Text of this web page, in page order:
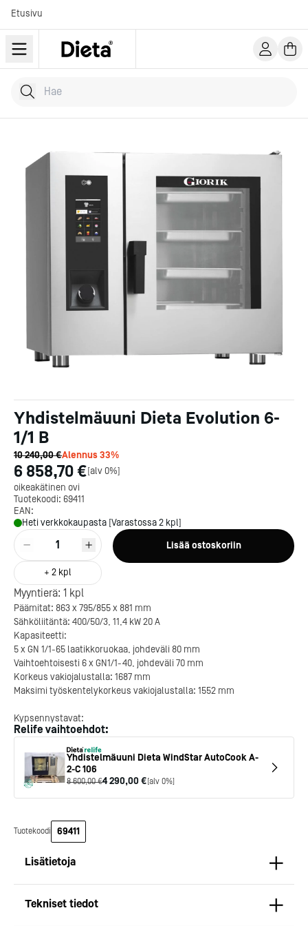
Etusivu
Hae tuotteita
Kirjoita hakusana...
Yhdistelmäuuni Dieta Evolution 6-
1/1 B
10 240,00 €Alennus33%
6 858,70 €[alv 0%]
oikeakätinen ovi
Tuotekoodi: 69411
EAN:
Heti verkkokaupasta [Varastossa 2 kpl]
1
+ 2 kpl
Lisää ostoskoriin
Myyntierä: 1 kpl
Päämitat: 863 x 795/855 x 881 mm
Sähköliitäntä: 400/50/3, 11,4 kW 20 A
Kapasiteetti:
5 x GN 1/1-65 laatikkoruokaa, johdeväli 80 mm
Vaihtoehtoisesti 6 x GN1/1-40, johdeväli 70 mm
Korkeus vakiojalustalla: 1687 mm
Maksimi työskentelykorkeus vakiojalustalla: 1552 mm
Kypsennystavat:
Kiertoilma +30…+300°C
Höyrykeitto +30…+120°C
Yhdistelmäpaisto: +30…+270°C
Savustus (optio)
Manuaalinen kypsennysparametrien asetus: kypsennystapa,
lämpötila, aika, puhallinnopeus,
Valmisreseptit
One Touch -valikko suosikkiresepteille
Resepteissä max 9 ohjelmavaihetta. Reseptiä voi muokata ohjelman
Lisätoiminnot:
Esilämmitys
Jäähdytys
Relife vaihtoehdot:
Yhdistelmäuuni Dieta WindStar AutoCook A-
2-C 106
8 600,00 €4 290,00 € [alv 0%]
Tuotekoodi 69411
Lisätietoja
Uunien SYMBIOTIC SYSTEM -höyryntuottojärjestelmä
Tekniset tiedot
Kotipizza on vuonna 1987
300 ravintolaa eri puolella
yhteistyötä, ja olemme
Suomeen saatiin kaksi